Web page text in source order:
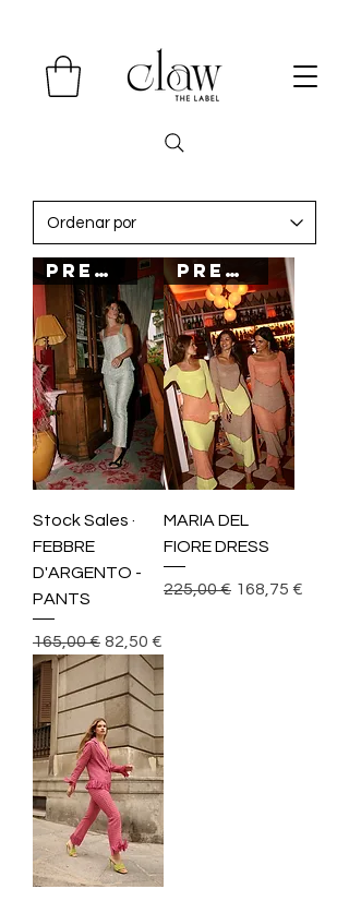
PREORDER
Stock Sales ·
FEBBRE
D'ARGENTO -
PANTS
Precio
165,00 € Precio de oferta
82,50 €
PREORDER
MARIA DEL
FIORE DRESS
Precio
225,00 € Precio de
168,75 €